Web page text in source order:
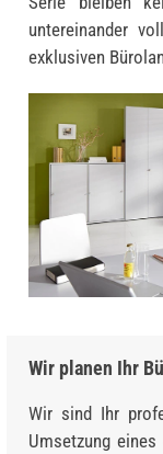
untereinander
exklusiven
Wir planen Ihr
Wir sind Ihr
Umsetzung